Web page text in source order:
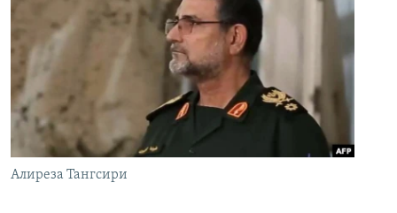
Алиреза Тангсири